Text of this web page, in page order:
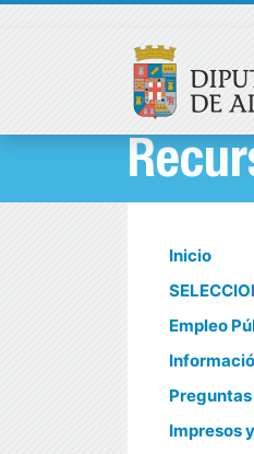
Inicio
Empleo
Impresos